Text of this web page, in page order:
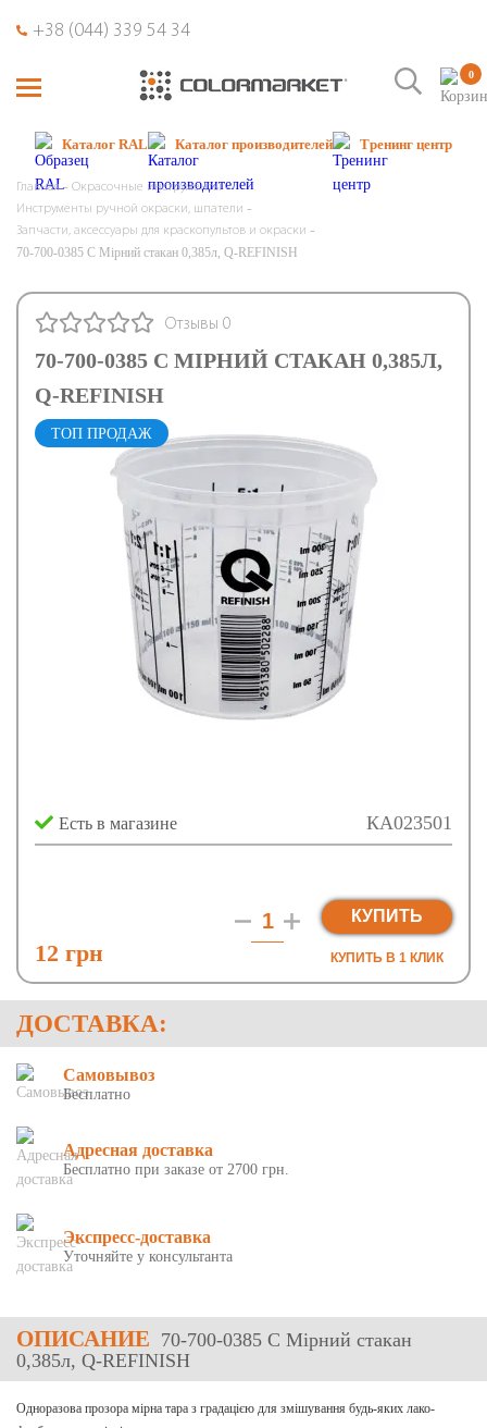
+38 (044) 339 54 34
0
Каталог RAL Каталог производителей Тренинг центр
Главная
Окрасочные инструменты
Инструменты ручной окраски, шпатели
Запчасти, аксессуары для краскопультов и окраски
70-700-0385 C Мірний стакан 0,385л, Q-REFINISH
70-700-0385 C МІРНИЙ СТАКАН 0,385Л,
Q-REFINISH
Отзывы 0
КА023501
Есть в магазине
ТОП ПРОДАЖ
12 грн
КУПИТЬ
КУПИТЬ В 1 КЛИК
ДОСТАВКА:
Самовывоз
Бесплатно
Адресная доставка
Бесплатно при заказе от 2700 грн.
Экспресс-доставка
Уточняйте у консультанта
ОПИСАНИЕ 70-700-0385 C Мірний стакан
0,385л, Q-REFINISH
Одноразова прозора мірна тара з градацією для змішування будь-яких лако-